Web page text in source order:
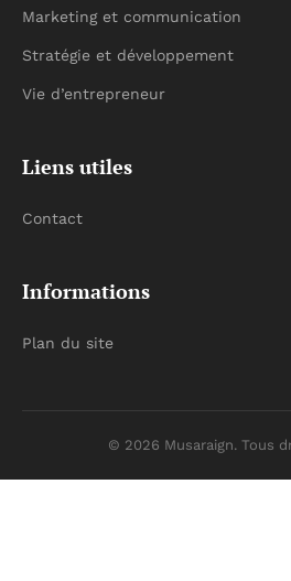
Marketing et communication
Stratégie et développement
Vie d’entrepreneur
Liens utiles
Contact
Informations
Plan du site
© 2026 Musaraign. Tous